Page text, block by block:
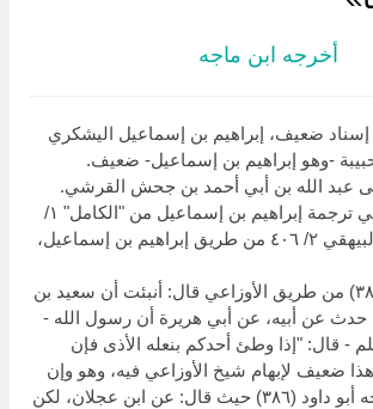
أخرجه ابن ماجه
ضعيف، إبراهيم بن إسماعيل اليشكري
-وهو إبراهيم بن إسماعيل- ضعيف.
عبد الله بن أبي أحمد بن جحش القرشي.
وأخرجه ابن عدي في ترجمة إبراهيم بن إسماعيل من "الكامل" ١/
٢٣٦، ومن طريقه البيهقي ٢/ ٤٠٦ من طريق إبراهيم بن إسماعيل،
وأخرجه أبو داود (٣٨٥) من طريق الأوزاعي قال: أنبئت أن سعيد بن
حدث عن أبيه، عن أبي هريرة أن رسول الله -
- قال: "إذا وطئ أحدكم بنعله الأذى فإن
ضعيف لإبهام شيخ الأوزاعي فيه، وهو وإن
جاء بيانه فيما أخرجه أبو داود (٣٨٦) حيث قال: عن ابن عجلان، لكن